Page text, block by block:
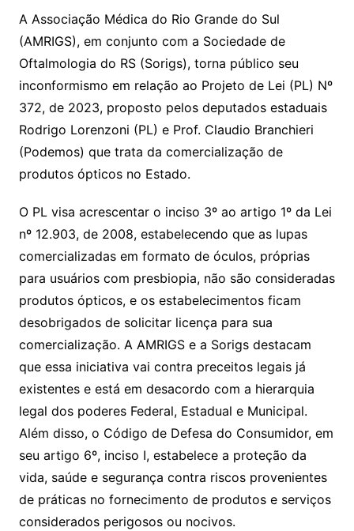
A Associação Médica do Rio Grande do Sul
(AMRIGS), em conjunto com a Sociedade de
Oftalmologia do RS (Sorigs), torna público seu
inconformismo em relação ao Projeto de Lei (PL) Nº
372, de 2023, proposto pelos deputados estaduais
Rodrigo Lorenzoni (PL) e Prof. Claudio Branchieri
(Podemos) que trata da comercialização de
produtos ópticos no Estado.
O PL visa acrescentar o inciso 3º ao artigo 1º da Lei
nº 12.903, de 2008, estabelecendo que as lupas
comercializadas em formato de óculos, próprias
para usuários com presbiopia, não são consideradas
produtos ópticos, e os estabelecimentos ficam
desobrigados de solicitar licença para sua
comercialização. A AMRIGS e a Sorigs destacam
que essa iniciativa vai contra preceitos legais já
existentes e está em desacordo com a hierarquia
legal dos poderes Federal, Estadual e Municipal.
Além disso, o Código de Defesa do Consumidor, em
seu artigo 6º, inciso I, estabelece a proteção da
vida, saúde e segurança contra riscos provenientes
de práticas no fornecimento de produtos e serviços
considerados perigosos ou nocivos.